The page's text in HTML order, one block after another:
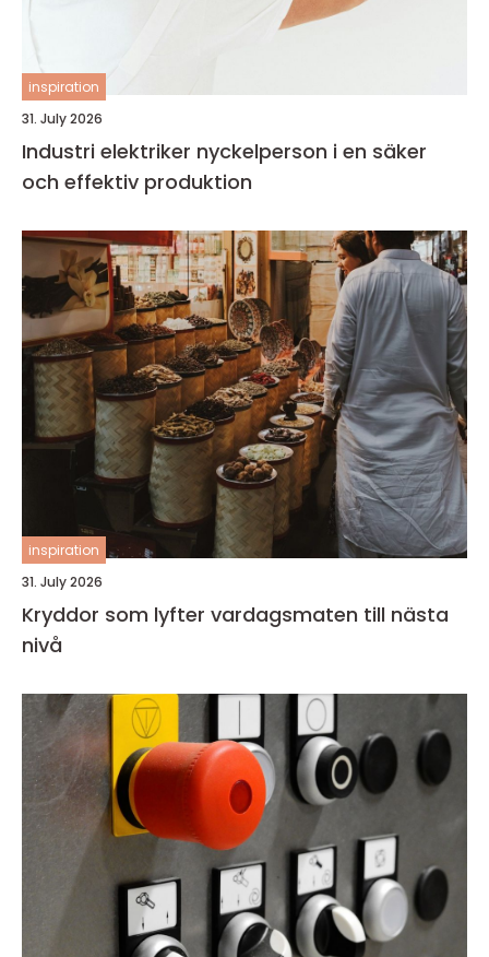
inspiration
31. July 2026
Industri elektriker nyckelperson i en säker
och effektiv produktion
inspiration
31. July 2026
Kryddor som lyfter vardagsmaten till nästa
nivå